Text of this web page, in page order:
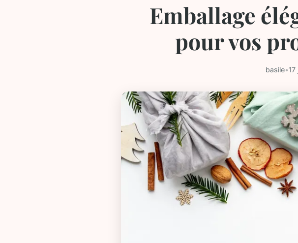
Emballage
pour vos
basile•